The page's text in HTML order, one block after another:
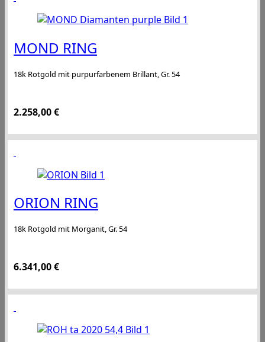
MOND RING
18k Rotgold mit purpurfarbenem Brillant, Gr. 54
2.258,00€
ORION RING
18k Rotgold mit Morganit, Gr. 54
6.341,00€